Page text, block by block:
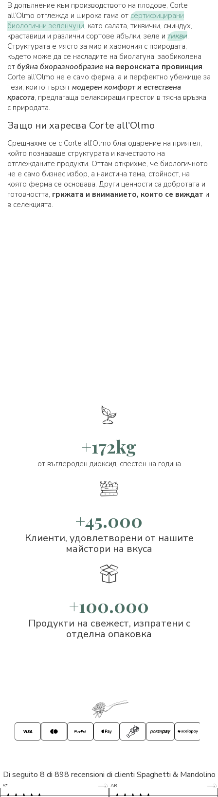
В допълнение към производството на плодове, Corte
all’Olmo отглежда и широка гама от сертифицирани
биологични зеленчуци, като салата, тиквички, сминдух,
краставици и различни сортове ябълки, зеле и тикви.
Структурата е място за мир и хармония с природата,
където може да се насладите на биолагуна, заобиколена
от буйна биоразнообразие на веронската провинция.
Corte all’Olmo не е само ферма, а и перфектно убежище за
тези, които търсят модерен комфорт и естествена
красота, предлагаща релаксиращи престои в тясна връзка
с природата.
Защо ни харесва Corte all'Olmo
Срещнахме се с Corte all’Olmo благодарение на приятел,
който познаваше структурата и качеството на
отглежданите продукти. Оттам открихме, че биологичното
не е само бизнес избор, а наистина тема, стойност, на
която ферма се основава. Други ценности са добротата и
готовността, грижата и вниманието, които се виждат и
в селекцията.
+172kg
от въглероден диоксид, спестен на година
+45.000
Клиенти, удовлетворени от нашите
майстори на вкуса
+100.000
Продукти на свежест, изпратени с
отделна опаковка
Di seguito 8 di 898 recensioni di clienti Spaghetti & Mandolino
S* 5/5
LP 5/5
AR 5/5
D* 5/5